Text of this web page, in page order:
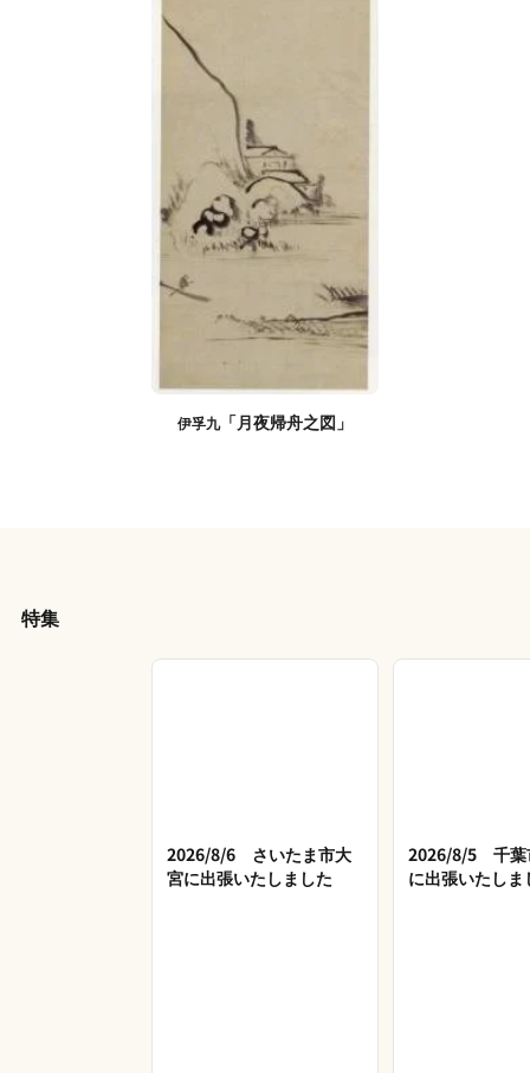
伊孚九「月夜帰舟之図」
特集
2026/8/6 さいたま市大
宮に出張いたしました
2026/8/5 千葉
に出張いたしま